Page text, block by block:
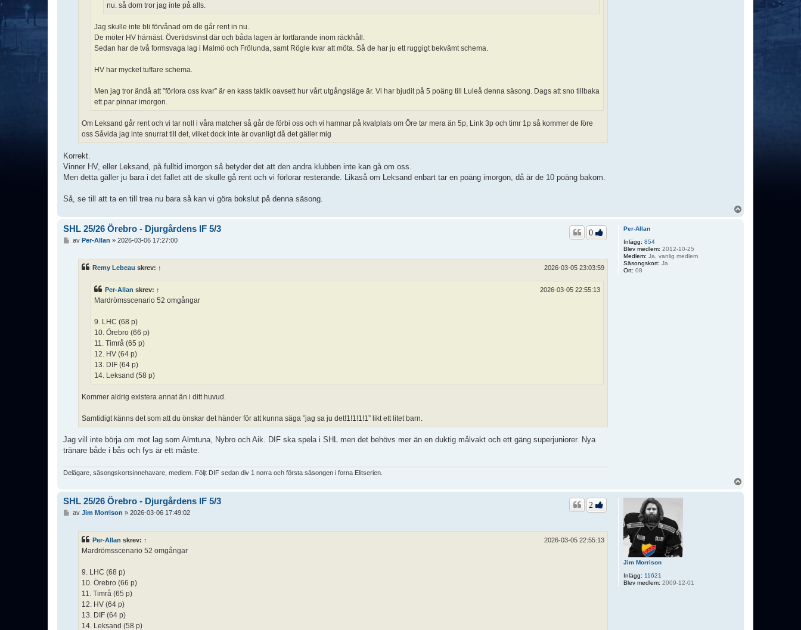
nu. så dom tror jag inte på alls.
Jag skulle inte bli förvånad om de går rent in nu.
De möter HV härnäst. Övertidsvinst där och båda lagen är fortfarande inom räckhåll.
Sedan har de två formsvaga lag i Malmö och Frölunda, samt Rögle kvar att möta. Så de har ju ett ruggigt bekvämt schema.
HV har mycket tuffare schema.
Men jag tror ändå att ”förlora oss kvar” är en kass taktik oavsett hur vårt utgångsläge är. Vi har bjudit på 5 poäng till Luleå denna säsong. Dags att sno tillbaka
ett par pinnar imorgon.
Om Leksand går rent och vi tar noll i våra matcher så går de förbi oss och vi hamnar på kvalplats om Öre tar mera än 5p, Link 3p och timr 1p så kommer de före
oss Såvida jag inte snurrat till det, vilket dock inte är ovanligt då det gäller mig
Korrekt.
Vinner HV, eller Leksand, på fulltid imorgon så betyder det att den andra klubben inte kan gå om oss.
Men detta gäller ju bara i det fallet att de skulle gå rent och vi förlorar resterande. Likaså om Leksand enbart tar en poäng imorgon, då är de 10 poäng bakom.
Så, se till att ta en till trea nu bara så kan vi göra bokslut på denna säsong.
Per-Allan
Inlägg: 854
Blev medlem: 2012-10-25
Medlem: Ja, vanlig medlem
Säsongskort: Ja
Ort: 08
SHL 25/26 Örebro - Djurgårdens IF 5/3 0
av Per-Allan » 2026-03-06 17:27:00
Remy Lebeau skrev: ↑ 2026-03-05 23:03:59
Per-Allan skrev: ↑ 2026-03-05 22:55:13
Mardrömsscenario 52 omgångar
9. LHC (68 p)
10. Örebro (66 p)
11. Timrå (65 p)
12. HV (64 p)
13. DIF (64 p)
14. Leksand (58 p)
Kommer aldrig existera annat än i ditt huvud.
Samtidigt känns det som att du önskar det händer för att kunna säga ”jag sa ju det!1!1!1!1” likt ett litet barn.
Jag vill inte börja om mot lag som Almtuna, Nybro och Aik. DIF ska spela i SHL men det behövs mer än en duktig målvakt och ett gäng superjuniorer. Nya
tränare både i bås och fys är ett måste.
Delägare, säsongskortsinnehavare, medlem. Följt DIF sedan div 1 norra och första säsongen i forna Elitserien.
Jim Morrison
Inlägg: 11621
Blev medlem: 2009-12-01
SHL 25/26 Örebro - Djurgårdens IF 5/3 2
av Jim Morrison » 2026-03-06 17:49:02
Per-Allan skrev: ↑ 2026-03-05 22:55:13
Mardrömsscenario 52 omgångar
9. LHC (68 p)
10. Örebro (66 p)
11. Timrå (65 p)
12. HV (64 p)
13. DIF (64 p)
14. Leksand (58 p)